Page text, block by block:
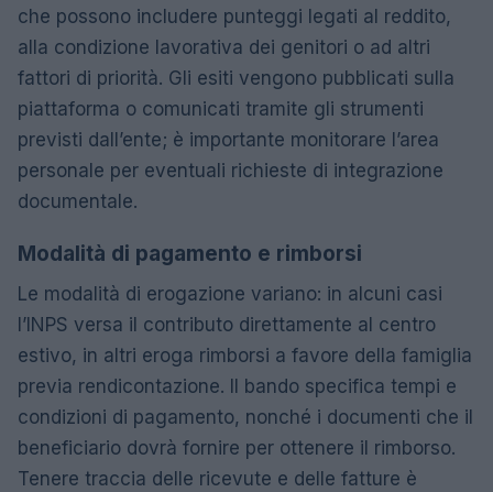
che possono includere punteggi legati al reddito,
alla condizione lavorativa dei genitori o ad altri
fattori di priorità. Gli esiti vengono pubblicati sulla
piattaforma o comunicati tramite gli strumenti
previsti dall’ente; è importante monitorare l’area
personale per eventuali richieste di integrazione
documentale.
Modalità di pagamento e rimborsi
Le modalità di erogazione variano: in alcuni casi
l’INPS versa il contributo direttamente al centro
estivo, in altri eroga rimborsi a favore della famiglia
previa rendicontazione. Il bando specifica tempi e
condizioni di pagamento, nonché i documenti che il
beneficiario dovrà fornire per ottenere il rimborso.
Tenere traccia delle ricevute e delle fatture è